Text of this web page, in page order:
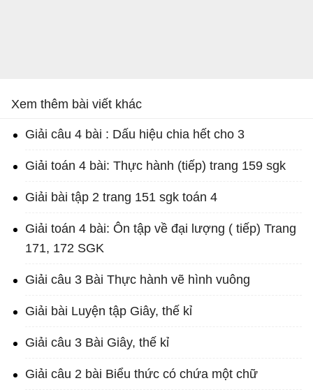
Xem thêm bài viết khác
Giải câu 4 bài : Dấu hiệu chia hết cho 3
Giải toán 4 bài: Thực hành (tiếp) trang 159 sgk
Giải bài tập 2 trang 151 sgk toán 4
Giải toán 4 bài: Ôn tập về đại lượng ( tiếp) Trang
171, 172 SGK
Giải câu 3 Bài Thực hành vẽ hình vuông
Giải bài Luyện tập Giây, thế kỉ
Giải câu 3 Bài Giây, thế kỉ
Giải câu 2 bài Biểu thức có chứa một chữ